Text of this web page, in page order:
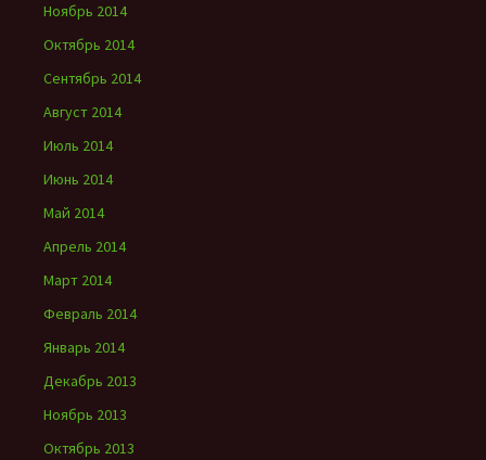
Ноябрь 2014
Октябрь 2014
Сентябрь 2014
Август 2014
Июль 2014
Июнь 2014
Май 2014
Апрель 2014
Март 2014
Февраль 2014
Январь 2014
Декабрь 2013
Ноябрь 2013
Октябрь 2013